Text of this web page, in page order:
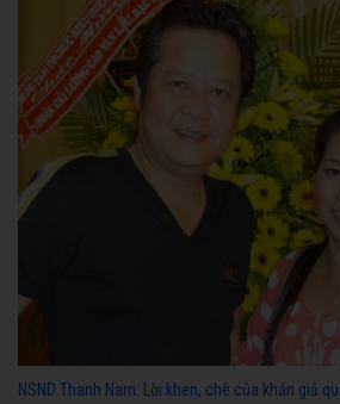
NSND Thanh Nam: Lời khen, chê của khán giả